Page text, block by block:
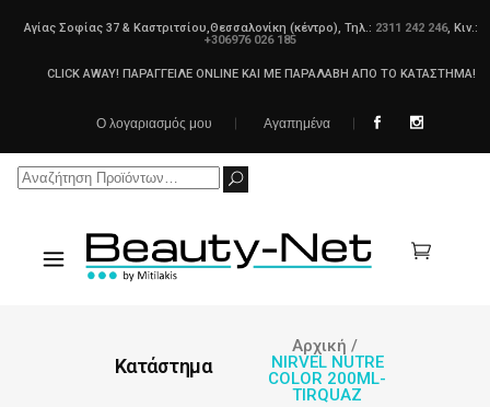
Αγίας Σοφίας 37 & Καστριτσίου,Θεσσαλονίκη (κέντρο), Τηλ.: 2311 242 246, Κιν.:
+306976 026 185
CLICK AWAY! ΠΑΡΑΓΓΕΙΛΕ ONLINE ΚΑΙ ΜΕ ΠΑΡΑΛΑΒΗ ΑΠΟ ΤΟ ΚΑΤΑΣΤΗΜΑ!
Ο λογαριασμός μου Αγαπημένα
Search
Κατάστημα
Αρχική /
NIRVEL NUTRE
COLOR 200ML-
TIRQUAZ